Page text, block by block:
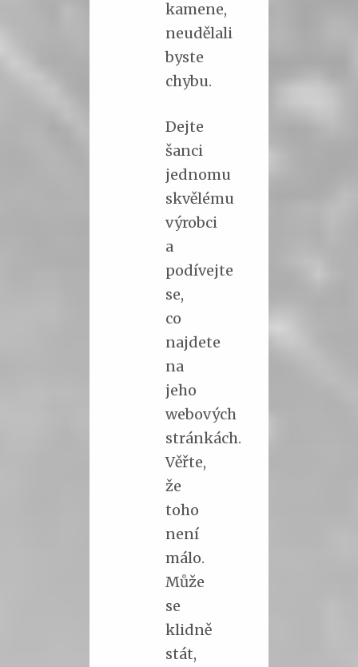
kamene,
neudělali
byste
chybu.
Dejte
šanci
jednomu
skvělému
výrobci
a
podívejte
se,
co
najdete
na
jeho
webových
stránkách.
Věřte,
že
toho
není
málo.
Může
se
klidně
stát,